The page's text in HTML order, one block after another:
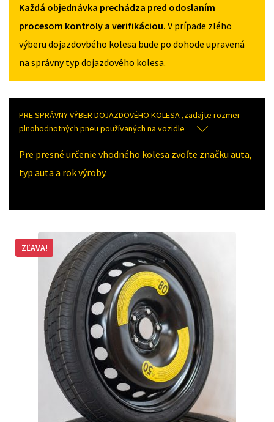
Každá objednávka prechádza pred odoslaním
procesom kontroly a verifikáciou. V prípade zlého
výberu dojazdovbého kolesa bude po dohode upravená
na správny typ dojazdového kolesa.
PRE SPRÁVNY VÝBER DOJAZDOVÉHO KOLESA ,zadajte rozmer
plnohodnotných pneu používaných na vozidle
Pre presné určenie vhodného kolesa zvoľte značku auta,
typ auta a rok výroby.
ZĽAVA!